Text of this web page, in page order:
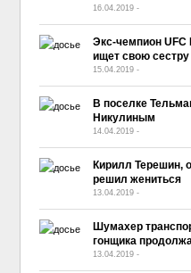
16.04.2019 -
Экс-чемпион
ищет свою сестру
15.04.2019 -
В поселке
Никулиным
14.04.2019 -
Кирилл Терешин,
решил жениться
13.04.2019 -
Шумахер
гонщика
13.04.2019 -